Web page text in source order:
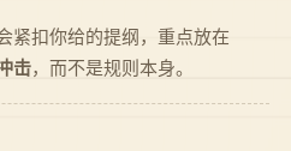
紧扣你给的提纲，重点放在
击，而不是规则本身。